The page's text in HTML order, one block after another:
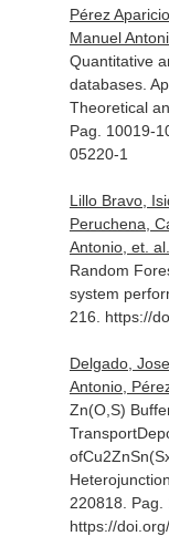
Pérez
Manuel
Quantitative
databases.
Theoretical
Pag. 10019-
05220-1
Lillo Bravo,
Peruchena,
Antonio, et.
Random
system
216. https://
Delgado,
Antonio,
Zn(O,S)
220818. Pag.
https://